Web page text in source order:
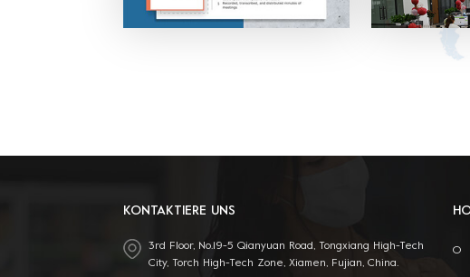
angepasst
OEM: Etikett &
mit Ihrem
Angebot und
professionelles
KONTAKTIERE UNS
3rd Floor, No.19-5 Qianyuan Road, Tongxiang High-Tech
City, Torch High-Tech Zone, Xiamen, Fujian, China.
O